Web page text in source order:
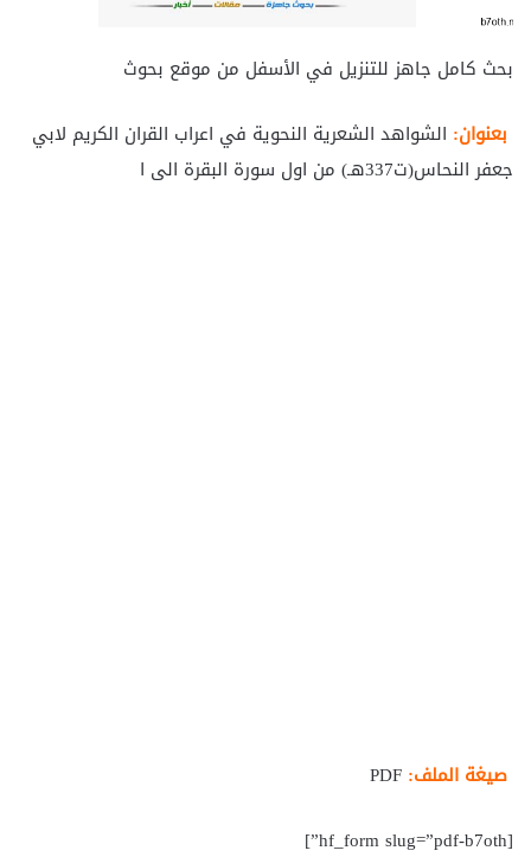
بحث كامل جاهز للتنزيل في الأسفل من موقع بحوث
بعنوان: الشواهد الشعرية النحوية في اعراب القران الكريم لابي
جعفر النحاس(ت337هـ) من اول سورة البقرة الى ا
صيغة الملف:
[hf_form slug=”pdf-b7oth”]